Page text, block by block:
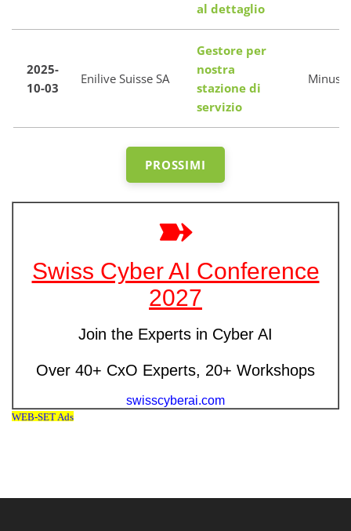
al dettaglio
2025-
10-03
Enilive Suisse SA
Gestore per
nostra
stazione di
servizio
Minusio
PROSSIMI